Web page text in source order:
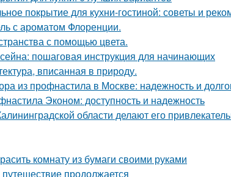
покрытие для кухни-гостиной: советы и
с ароматом Флоренции.
с помощью цвета.
пошаговая инструкция для начинающих
вписанная в природу.
из профнастила в Москве: надежность и
Эконом: доступность и надежность
области делают его
комнату из бумаги своими руками
продолжается